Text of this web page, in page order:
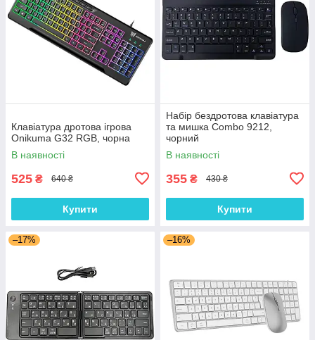
Клавіатура дротова ігрова
Onikuma G32 RGB, чорна
В наявності
525 ₴ 640 ₴
Купити
Набір бездротова клавіатура
та мишка Combo 9212,
чорний
В наявності
355 ₴ 430 ₴
Купити
–17% –16%